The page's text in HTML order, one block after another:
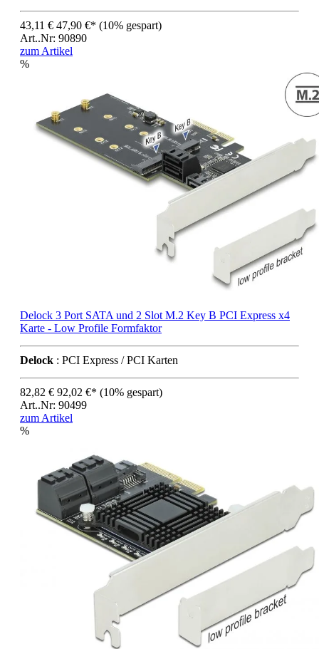
43,11 € 47,90 €* (10% gespart)
Art..Nr: 90890
zum Artikel
%
Delock 3 Port SATA und 2 Slot M.2 Key B PCI Express x4
Karte - Low Profile Formfaktor
Delock : PCI Express / PCI Karten
82,82 € 92,02 €* (10% gespart)
Art..Nr: 90499
zum Artikel
%